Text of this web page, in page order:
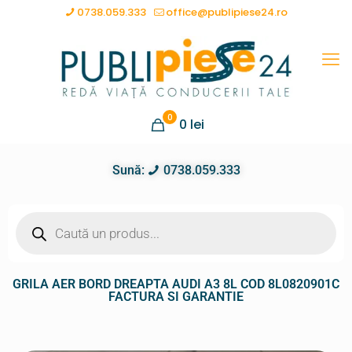
0738.059.333 office@publipiese24.ro
0 0 lei
Sună: 0738.059.333
GRILA AER BORD DREAPTA AUDI A3 8L COD 8L0820901C
FACTURA SI GARANTIE